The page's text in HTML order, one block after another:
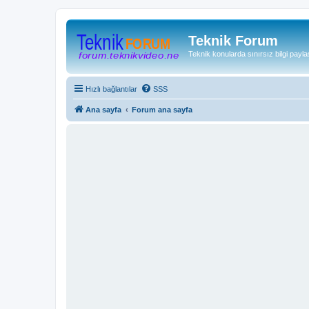
Teknik Forum
Teknik konularda sınırsız bilgi
Hızlı bağlantılar SSS
Ana sayfa Forum ana sayfa